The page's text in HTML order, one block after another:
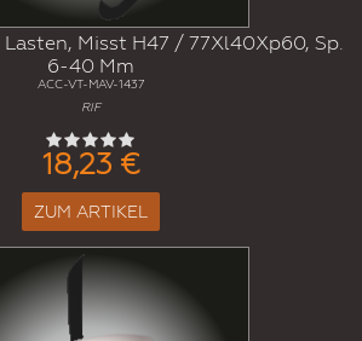
Misst H47 / 77Xl40Xp60, Sp.
6-40 Mm
ACC-VT-MAV-1437
RIF
18,23 €
ZUM ARTIKEL